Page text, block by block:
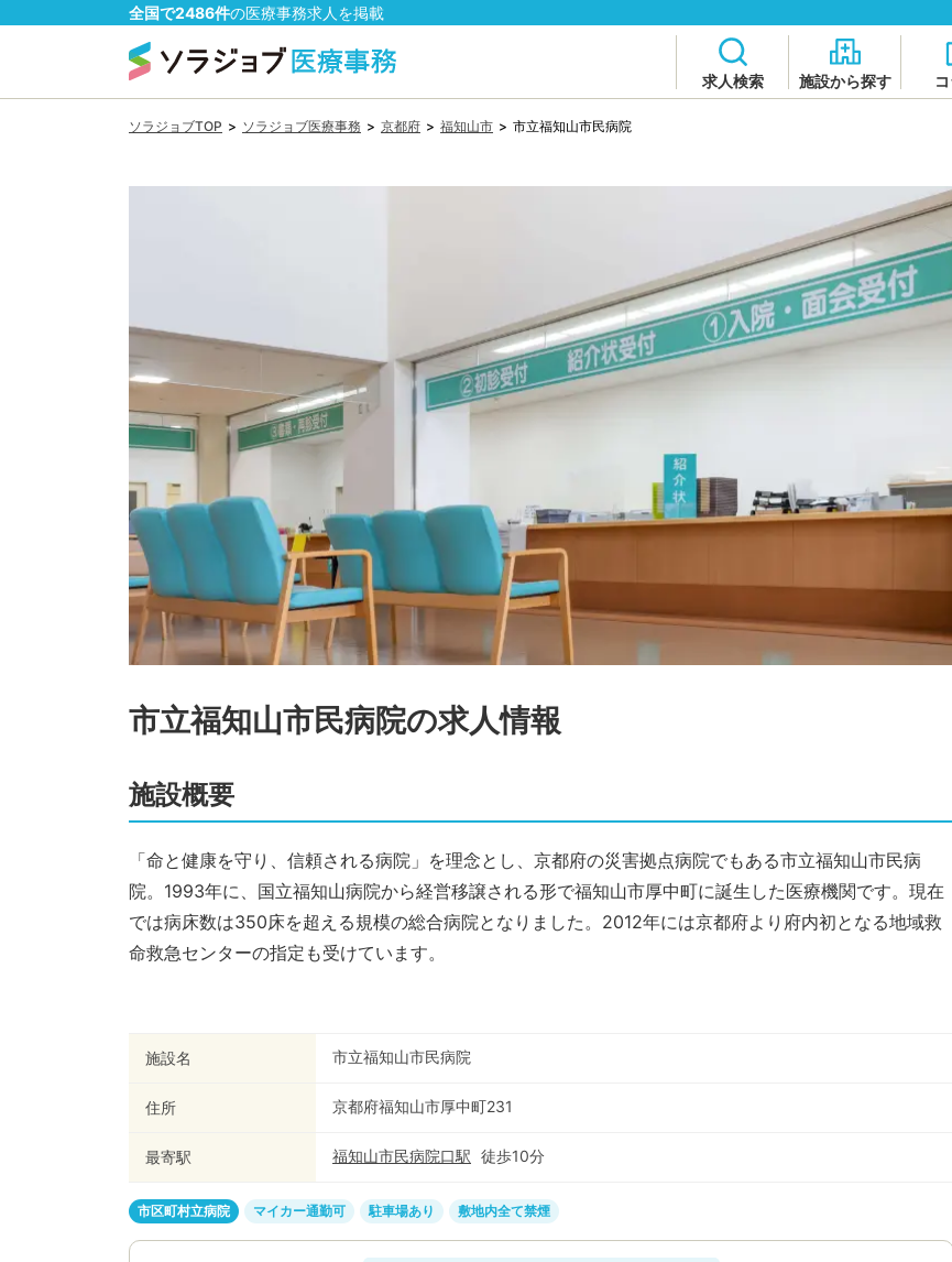
全国で2486件の医療事務求人を掲載
求人検索 施設から探す
ソラジョブTOP > ソラジョブ医療事務 > 京都府 > 福知山市 > 市立福知山市民病院
市立福知山市民病院の求人情報
施設概要
「命と健康を守り、信頼される病院」を理念とし、京都府の災害拠点病院でもある市立福知山市民病
院。1993年に、国立福知山病院から経営移譲される形で福知山市厚中町に誕生した医療機関です。現在
では病床数は350床を超える規模の総合病院となりました。2012年には京都府より府内初となる地域救
命救急センターの指定も受けています。
施設名 市立福知山市民病院
住所 京都府福知山市厚中町231
最寄駅 福知山市民病院口駅 徒歩10分
市区町村立病院 マイカー通勤可 駐車場あり 敷地内全て禁煙